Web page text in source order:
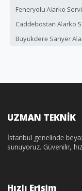
Feneryolu Alarko
Caddebostan Alarko
Büyükdere Sarıyer
UZMAN TEKNİK
İstanbul genelinde
sunuyoruz. Güvenilir,
Hızlı Erişim